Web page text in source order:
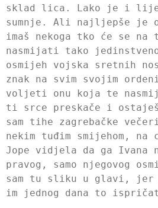
sklad lica. Lako je i
sumnje. Ali najljepše je
imaš nekoga tko će se
nasmijati tako
osmijeh vojska sretnih
znak na svim svojim
voljeti onu koja te
ti srce preskače i ostaješ
sam tihe zagrebačke
nekim tuđim smijehom,
Jope vidjela da ga Ivana
pravog, samo njegovog
sam tu sliku u glavi, jer
im jednog dana to